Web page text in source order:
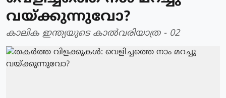
വയ്ക്കുന്നുവോ?
കാലിക ഇന്ത്യയുടെ കാല്‍വരിയാത്ര - 02